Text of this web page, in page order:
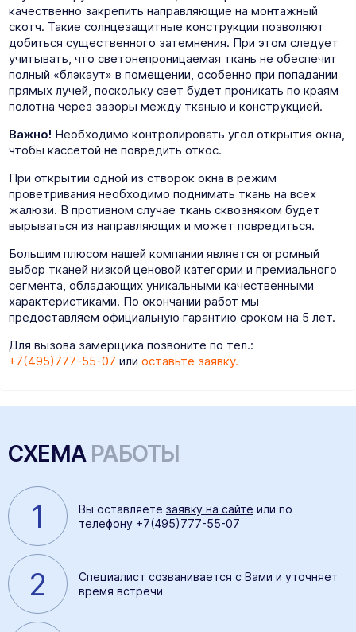
качественно закрепить направляющие на монтажный
скотч. Такие солнцезащитные конструкции позволяют
добиться существенного затемнения. При этом следует
учитывать, что светонепроницаемая ткань не обеспечит
полный «блэкаут» в помещении, особенно при попадании
прямых лучей, поскольку свет будет проникать по краям
полотна через зазоры между тканью и конструкцией.
Важно! Необходимо контролировать угол открытия окна,
чтобы кассетой не повредить откос.
При открытии одной из створок окна в режим
проветривания необходимо поднимать ткань на всех
жалюзи. В противном случае ткань сквозняком будет
вырываться из направляющих и может повредиться.
Большим плюсом нашей компании является огромный
выбор тканей низкой ценовой категории и премиального
сегмента, обладающих уникальными качественными
характеристиками. По окончании работ мы
предоставляем официальную гарантию сроком на 5 лет.
Для вызова замерщика позвоните по тел.:
+7(495)777-55-07 или оставьте заявку.
СХЕМАРАБОТЫ
1 Вы оставляете заявку на сайте или по
телефону +7(495)777-55-07
2
Специалист созванивается с Вами и уточняет
время встречи